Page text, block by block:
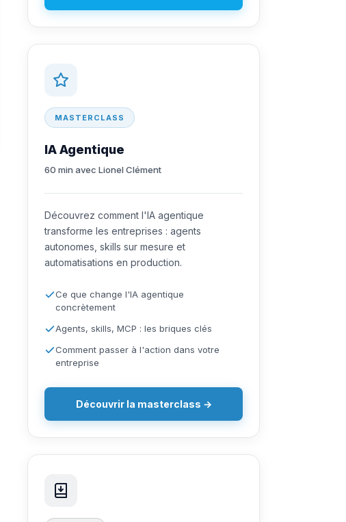
MASTERCLASS
IA Agentique
60 min avec Lionel Clément
Découvrez comment l'IA agentique
transforme les entreprises : agents
autonomes, skills sur mesure et
automatisations en production.
Ce que change l'IA agentique
concrètement
Agents, skills, MCP : les briques clés
Comment passer à l'action dans votre
entreprise
Découvrir la masterclass →